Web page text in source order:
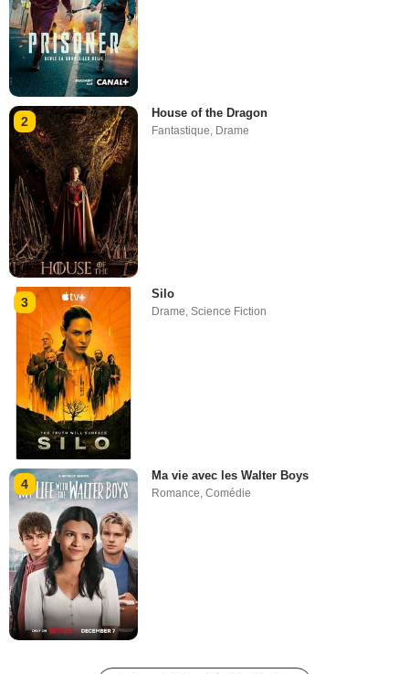
2
House of the Dragon
Fantastique, Drame
3
Silo
Drame,Science Fiction
4
Ma vie avec les Walter Boys
Romance ,Comédie